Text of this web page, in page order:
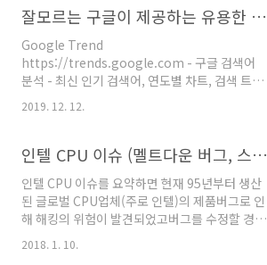
등을 선택할 수 있다. TensorFlow 2.1에서
자. 월 비용이 무려 $99.89, 시간당 $0.137 이다.
NVIDA Tesla T4를 사용한다면, 무려 월
$278.74, 시간당 $0.382 이다. 두배가 넘는 가
격! 프로비저닝이 끝나고 (시간이 좀 걸림) 생성
잘모르는 구글이 제공하는 유용한 도구 8가지
Google Trend
https://trends.google.com - 구글 검색어
분석 - 최신 인기 검색어, 연도별 차트, 검색 트렌
드 제공 - 국가별 선택 가능 Google 학술검색
https://scholar.google.co.kr/ - 학술 논문
https://keep.google.com/ - 단순하게 사용
가능한 메모 프로그램 - 별도 앱 제공 Google
Sky Map https://www.google.com/sky/ -
별, 별자리, 은하, 행성을 보여주는 천체 지도
Google Arts & Culture
https://artsandculture.google.com/ - 미
2019. 12. 12.
인텔 CPU 이슈 (멜트다운 버그, 스펙터 버그)
인텔 CPU 이슈를 요약하면 현재 95년부터 생산
된 글로벌 CPU업체(주로 인텔)의 제품버그로 인
해 해킹의 위험이 발견되었고버그를 수정할 경우
PC/서버 성능이 떨어져서 디지털기반 서비스에
위기가 예측되는 상황이라는 것입니다. [요약]1.
2018. 1. 10.